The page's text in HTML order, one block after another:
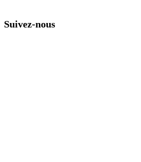
Suivez-nous